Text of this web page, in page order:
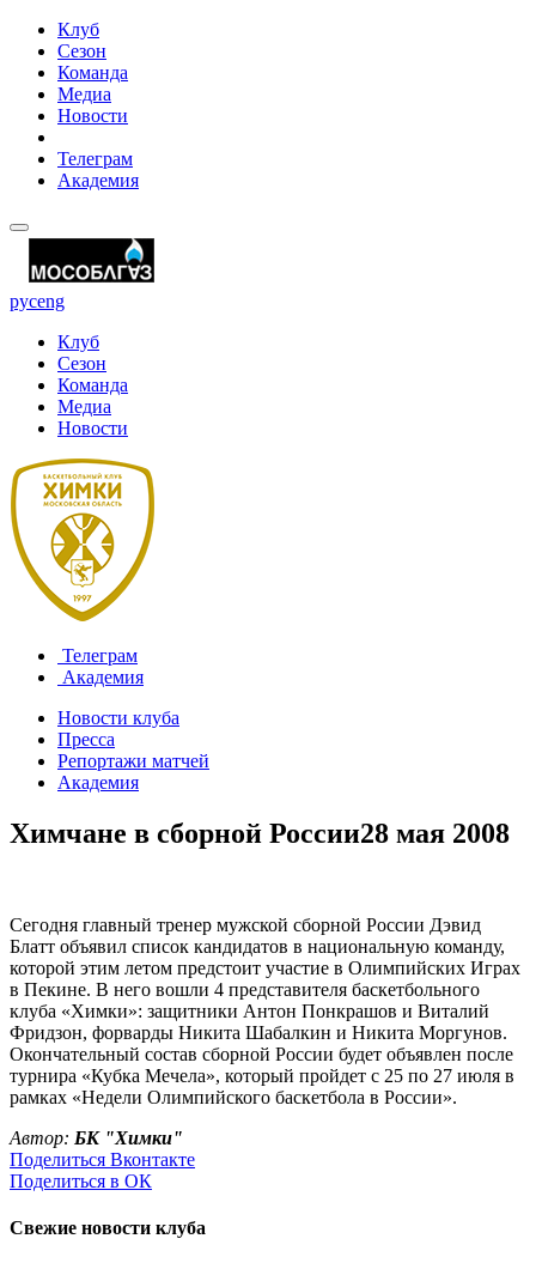
Клуб
Сезон
Команда
Медиа
Новости
Телеграм
Академия
русeng
Клуб
Сезон
Команда
Медиа
Новости
Телеграм
Академия
Новости клуба
Пресса
Репортажи матчей
Академия
Химчане в сборной России28 мая 2008
Сегодня главный тренер мужской сборной России Дэвид
Блатт объявил список кандидатов в национальную команду,
которой этим летом предстоит участие в Олимпийских Играх
в Пекине. В него вошли 4 представителя баскетбольного
клуба «Химки»: защитники Антон Понкрашов и Виталий
Фридзон, форварды Никита Шабалкин и Никита Моргунов.
Окончательный состав сборной России будет объявлен после
турнира «Кубка Мечела», который пройдет с 25 по 27 июля в
рамках «Недели Олимпийского баскетбола в России».
Автор: БК "Химки"
Поделиться Вконтакте
Поделиться в ОК
Свежие новости клуба